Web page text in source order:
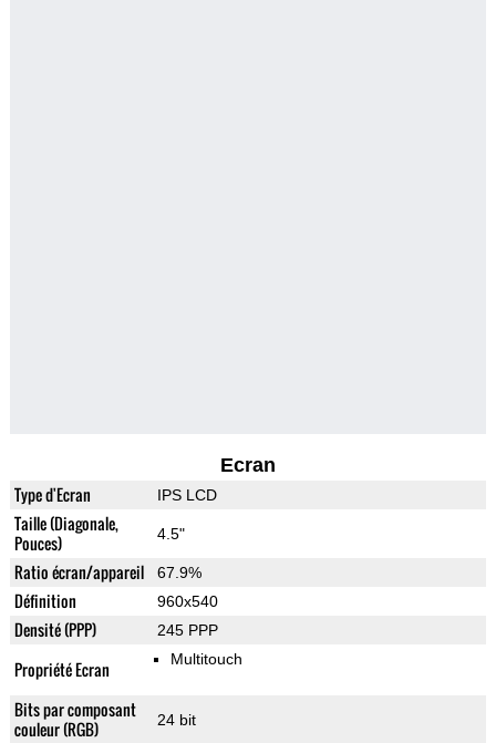
Ecran
Type d'Ecran IPS LCD
Taille (Diagonale,
Pouces)
4.5"
Ratio écran/appareil 67.9%
Définition 960x540
Densité (PPP) 245 PPP
Propriété Ecran Multitouch
Bits par composant
couleur (RGB)
24 bit